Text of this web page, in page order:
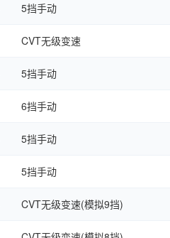
5挡手动
CVT无级变速
5挡手动
6挡手动
5挡手动
5挡手动
CVT无级变速(模拟9挡)